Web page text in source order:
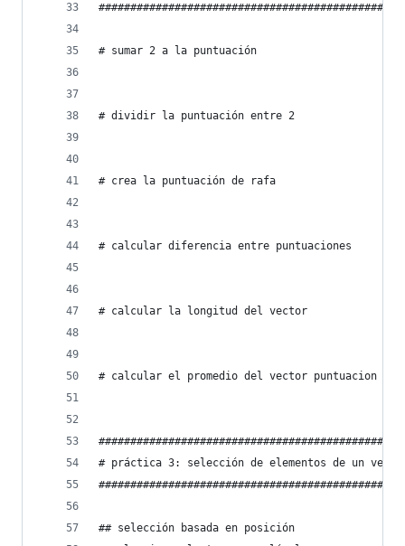
# sumar 2 a la puntuación
# dividir la puntuación entre 2
# crea la puntuación de rafa
# calcular diferencia entre puntuaciones
# calcular la longitud del vector
# calcular el promedio del vector puntuacion
# práctica 3: selección de elementos de un
## selección basada en posición